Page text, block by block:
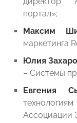
портал»;
Максим
маркетинга
Юлия
– Системы
Евгения
Ассоциации